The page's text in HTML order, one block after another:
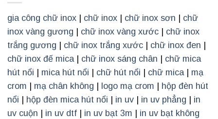
gia công chữ inox chữ inox chữ inox sơn
chữ
inox vàng gương
chữ inox vàng xước
chữ inox
trắng gương
chữ inox trắng xước chữ inox đen
chữ inox đế mica| chữ inox sáng chân
chữ mica
hút nổi
mica hút nổi chữ hút nổi chữ mica| mạ
crom
mạ chân không logo mạ crom
hộp đèn hút
nổi
hộp đèn mica hút nổi in uv in uv phẳng
in
uv cuộn
in uv dtf in uv bạt 3m
in uv bạt không